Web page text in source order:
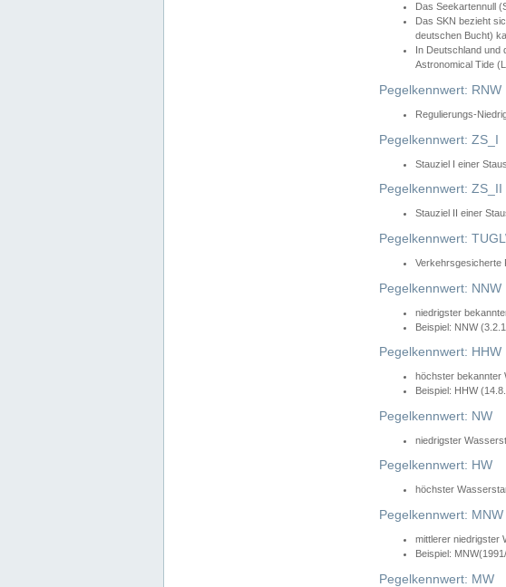
Das Seekartennull
Das SKN bezieht
deutschen Bucht)
In Deutschland
Astronomical Tide
Pegelkennwert: RNW
Regulierungs-
Pegelkennwert: ZS_I
Stauziel I einer
Pegelkennwert: ZS_II
Stauziel II einer
Pegelkennwert:
Verkehrsgesicherte
Pegelkennwert: NNW
niedrigster
Beispiel: NNW
Pegelkennwert: HHW
höchster bekannter
Beispiel: HHW
Pegelkennwert: NW
niedrigster
Pegelkennwert: HW
höchster
Pegelkennwert: MNW
mittlerer niedrigster
Beispiel:
Pegelkennwert: MW